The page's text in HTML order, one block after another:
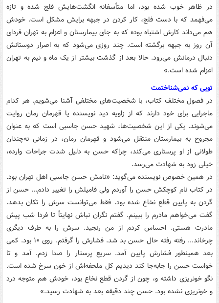
در ظاهر خوب شده بود، اما متأسفانه انگشت‌هایش فلج شده و تازه
می‌فهمد که با دست فلج، کار کردن در جبهه برایش مشکل است. خودش
هم می‌داند کارش اشتباه بوده که به جای بیمارستان و اعزام به تهران فردای
آن روز به جبهه برگشته است. چند روزی می‌شود که به اصرار دوستانش
دنبال درمانش می‌رود. حالا بعد از گذشت بیشتر از یک ماه و نیم به تهران
اعزام شده است.»
تویی که نمی‌شناختمت
در فصول مختلف کتاب، با شخصیت‌های مختلفی آشنا می‌شویم. هر کدام
ماجرایی برای خود دارند که از زاویه دید نویسنده یا قهرمان رمان روایت
می‌شوند. یکی از این شخصیت‌ها، شهید حسن جاسبی است که به عنوان
مجروح به بیمارستان منتقل می‌شود و قهرمان رمان، در زمانی نه‌چندان
طولانی از او پرستاری می‌کند، چراکه حسن به دلیل شدت جراحات وارده،
خیلی زود به شهادت می‌رسد.
در همین خصوص نویسنده می‌گوید: «نامش حسن جاسبی اهل تهران بود.
در کتاب نام کوچکش حسن را آوردم ولی فامیلش را تغییر دادم... حسن از
گردن به پایین قطع نخاع شده بود. فقط می‌توانست سرش را تکان بدهد.
گفت می‌خواهم مادرم را ببینم. گفتم نگران نباش نهایتاً تا فردا شب پیش
مادرت هستی. احساس کردم از من رنجید. سرش را به طرف دیگری
چرخاند... رفته رفته حال حسن بد شد. فشارش را گرفتم. روی ۱۰ بود. کمی
بعد همینطور فشارش پایین آمد. سریع پرستار را صدا زدم. آمد و تا
خواست حسن را جابه‌جا کند دیدیم کل ملحفه‌اش از خون سرخ شده است.
نگو خونریزی داشته و، چون از گردن قطع نخاع بود، خودش هم متوجه درد
و خونریزی نشده بود. حسن چند دقیقه بعد به شهادت رسید.»